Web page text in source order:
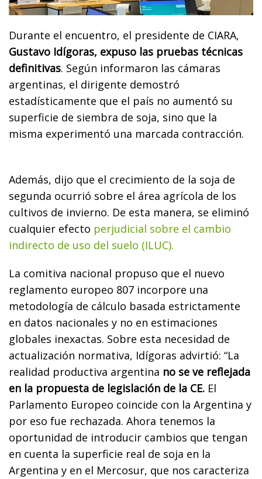
Durante el encuentro, el presidente de CIARA,
Gustavo Idígoras, expuso las pruebas técnicas
definitivas. Según informaron las cámaras
argentinas, el dirigente demostró
estadísticamente que el país no aumentó su
superficie de siembra de soja, sino que la
misma experimentó una marcada contracción.
Además, dijo que el crecimiento de la soja de
segunda ocurrió sobre el área agrícola de los
cultivos de invierno. De esta manera, se eliminó
cualquier efecto perjudicial sobre el cambio
indirecto de uso del suelo (ILUC).
La comitiva nacional propuso que el nuevo
reglamento europeo 807 incorpore una
metodología de cálculo basada estrictamente
en datos nacionales y no en estimaciones
globales inexactas. Sobre esta necesidad de
actualización normativa, Idígoras advirtió: “La
realidad productiva argentina no se ve reflejada
en la propuesta de legislación de la CE. El
Parlamento Europeo coincide con la Argentina y
por eso fue rechazada. Ahora tenemos la
oportunidad de introducir cambios que tengan
en cuenta la superficie real de soja en la
Argentina y en el Mercosur, que nos caracteriza